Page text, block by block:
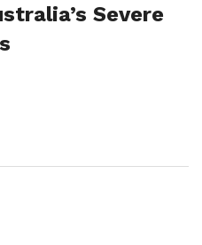
Severe